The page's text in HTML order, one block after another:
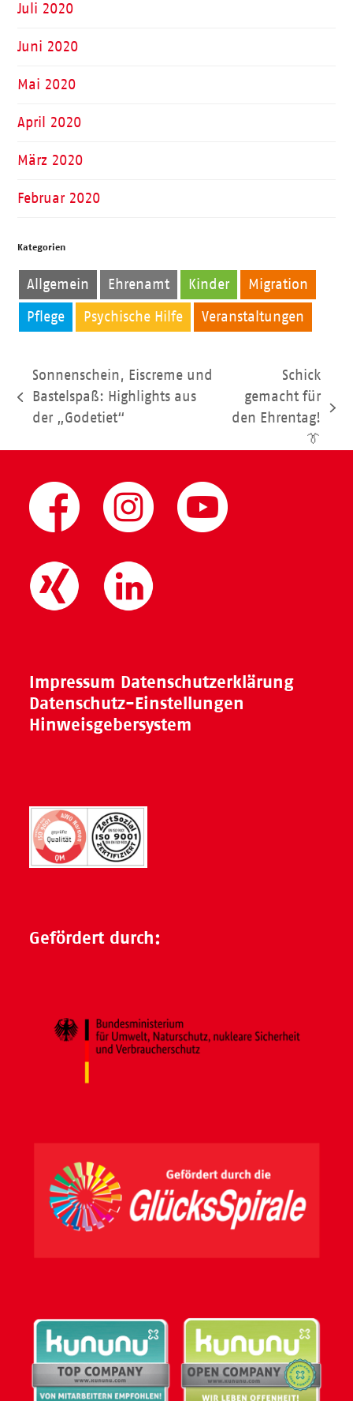
Juli 2020
Juni 2020
Mai 2020
April 2020
März 2020
Februar 2020
Kategorien
Allgemein Ehrenamt Kinder Migration
Pflege Psychische Hilfe Veranstaltungen
vorheriger
Beitrag:
Sonnenschein, Eiscreme und
Bastelspaß: Highlights aus
der „Godetiet“
Nächster
Schick
gemacht für
den Ehrentag!
👔
Impressum Datenschutzerklärung
Datenschutz-Einstellungen
Hinweisgebersystem
Gefördert durch: